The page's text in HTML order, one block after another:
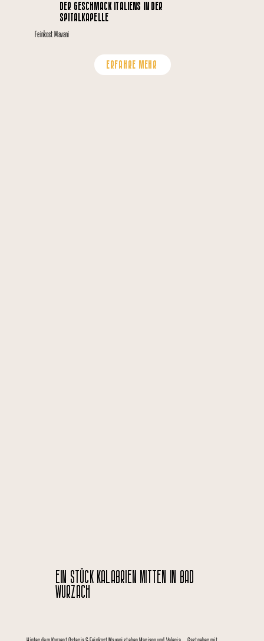
Feinkost Mavani
DER GESCHMACK ITALIENS IN DER
SPITALKAPELLE
ERFAHRE MEHR
EIN STÜCK KALABRIEN MITTEN IN BAD
WURZACH